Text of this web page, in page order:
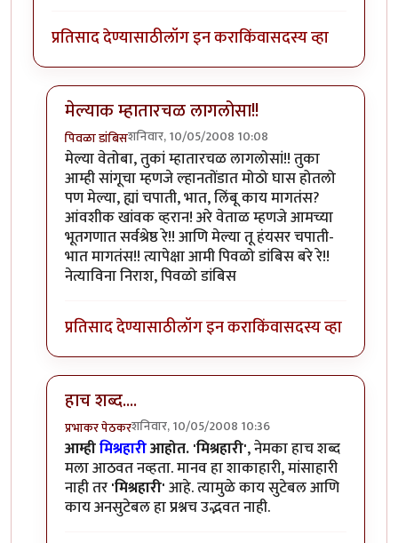
प्रतिसाद देण्यासाठीलॉग इन कराकिंवासदस्य व्हा
मेल्याक म्हातारचळ लागलोसा!!
पिवळा डांबिसशनिवार, 10/05/2008 10:08
In reply toमस्त लिहिलेत प्रभाकर काका .byवेताळ
मेल्या वेतोबा, तुकां म्हातारचळ लागलोसां!! तुका
आम्ही सांगूचा म्हणजे ल्हानतोंडात मोठो घास होतलो
पण मेल्या, ह्यां चपाती, भात, लिंबू काय मागतंस?
आंवशीक खांवक व्हरान! अरे वेताळ म्हणजे आमच्या
भूतगणात सर्वश्रेष्ठ रे!! आणि मेल्या तू हंयसर चपाती-
भात मागतंस!! त्यापेक्षा आमी पिवळो डांबिस बरे रे!!
नेत्याविना निराश, पिवळो डांबिस
प्रतिसाद देण्यासाठीलॉग इन कराकिंवासदस्य व्हा
हाच शब्द....
प्रभाकर पेठकरशनिवार, 10/05/2008 10:36
In reply toमस्त लिहिलेत प्रभाकर काका .byवेताळ
आम्हीमिश्रहारीआहोत.'मिश्रहारी', नेमका हाच शब्द
मला आठवत नव्हता. मानव हा शाकाहारी, मांसाहारी
नाही तर'मिश्रहारी'आहे. त्यामुळे काय सुटेबल आणि
काय अनसुटेबल हा प्रश्नच उद्भवत नाही.